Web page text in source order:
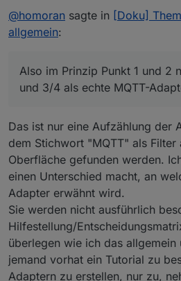
@homoran sagte in [Doku]
allgemein:
Also im Prinzip Punkt 1 und 2
und 3/4 als echte MQTT-
Das ist nur eine Aufzählung der
dem Stichwort "MQTT" als
Oberfläche gefunden werden.
einen Unterschied macht, an
Adapter erwähnt wird.
Sie werden nicht ausführlich
Hilfestellung/
überlegen wie ich das allgemein
jemand vorhat ein Tutorial zu
Adaptern zu erstellen, nur zu,